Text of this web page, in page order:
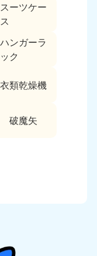
スーツケー
ス
ハンガーラ
ック
衣類乾燥機
破魔矢